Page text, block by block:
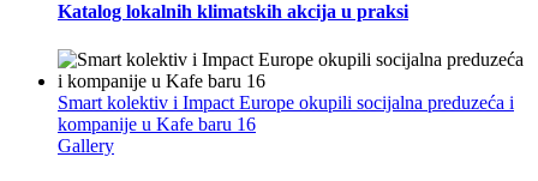
Katalog lokalnih klimatskih akcija u praksi
Smart kolektiv i Impact Europe okupili socijalna preduzeća i
kompanije u Kafe baru 16
Gallery